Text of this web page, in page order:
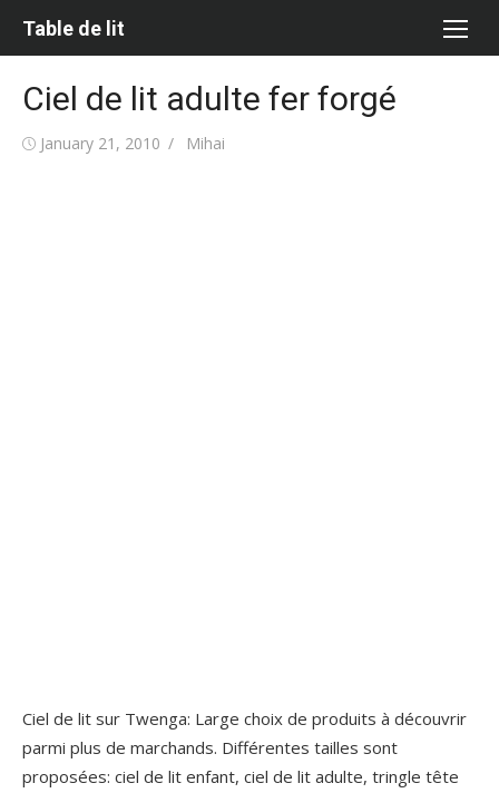
Table de lit
Ciel de lit adulte fer forgé
Posted
January 21, 2010 Author
Mihai
Ciel de lit sur Twenga: Large choix de produits à découvrir
parmi plus de marchands. Différentes tailles sont
proposées: ciel de lit enfant, ciel de lit adulte, tringle tête